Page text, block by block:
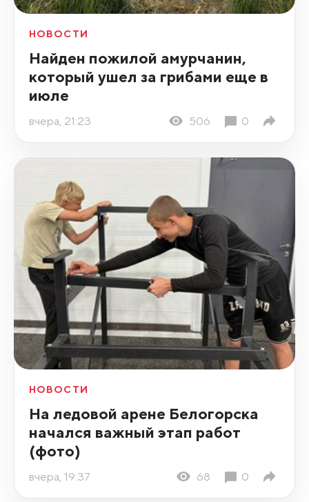
НОВОСТИ
Найден пожилой амурчанин,
который ушел за грибами еще в
июле
вчера, 21:23 506 0
НОВОСТИ
На ледовой арене Белогорска
начался важный этап работ
(фото)
вчера, 19:37 68 0